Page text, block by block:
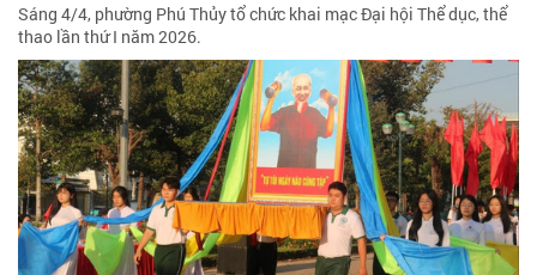
Sáng 4/4, phường Phú Thủy tổ chức khai mạc Đại hội Thể dục, thể
thao lần thứ I năm 2026.